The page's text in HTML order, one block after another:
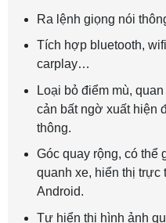
Ra lệnh giọng nói
Tích hợp bluetooth,
carplay…
Loại bỏ điểm mù,
cản bất ngờ xuất hiện
thông.
Góc quay rộng, có thể
quanh xe, hiển thị trực
Android.
Tự hiển thị hình ảnh